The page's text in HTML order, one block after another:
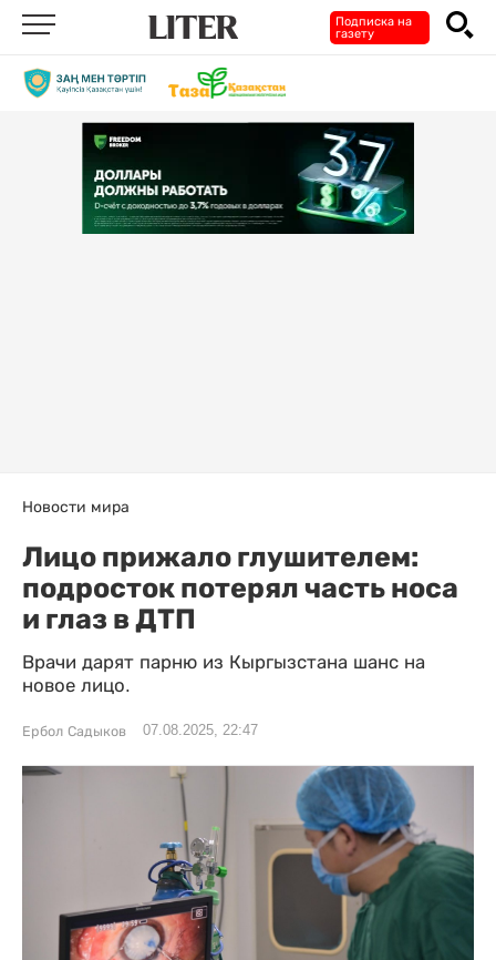
Подписка на
газету
Новости мира
Лицо прижало глушителем:
подросток потерял часть носа
и глаз в ДТП
Врачи дарят парню из Кыргызстана шанс на
новое лицо.
Ербол Садыков 07.08.2025, 22:47